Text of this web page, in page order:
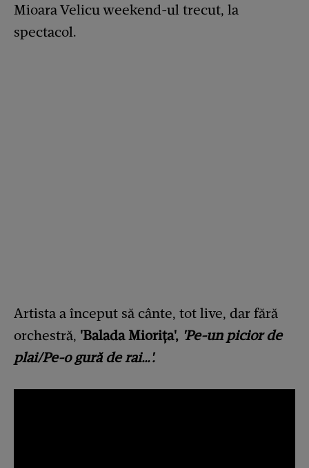
Mioara Velicu weekend-ul trecut, la
spectacol.
Artista a început să cânte, tot live, dar fără
orchestră, 'Balada Miorița', 'Pe-un picior de
plai/Pe-o gură de rai…'.